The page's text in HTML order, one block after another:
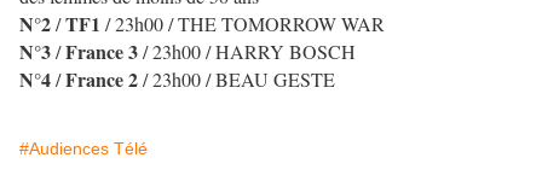
N°2/TF1 / 23h00 / THE TOMORROW WAR
N°3/France 3/ 23h00 / HARRY BOSCH
N°4/France 2/ 23h00 / BEAU GESTE
#Audiences Télé